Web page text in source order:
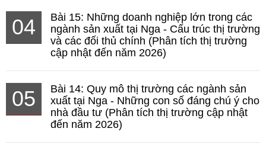
04
Bài 15: Những doanh nghiệp lớn trong các
ngành sản xuất tại Nga - Cấu trúc thị trường
và các đối thủ chính (Phân tích thị trường
cập nhật đến năm 2026)
05
Bài 14: Quy mô thị trường các ngành sản
xuất tại Nga - Những con số đáng chú ý cho
nhà đầu tư (Phân tích thị trường cập nhật
đến năm 2026)